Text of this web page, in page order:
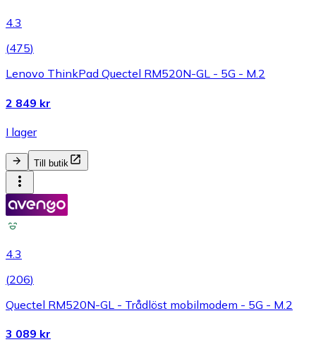
4.3
(475)
Lenovo ThinkPad Quectel RM520N-GL - 5G - M.2
2 849 kr
I lager
Till butik
4.3
(206)
Quectel RM520N-GL - Trådlöst mobilmodem - 5G - M.2
3 089 kr